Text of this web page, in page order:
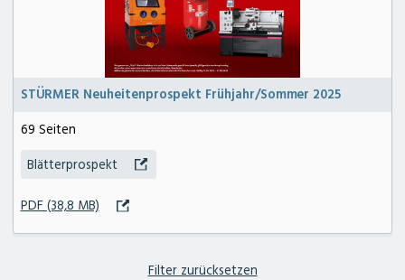
STÜRMER Neuheitenprospekt Frühjahr/Sommer 2025
69 Seiten
Blätterprospekt
PDF (38,8 MB)
Filter zurücksetzen
zum Deterding Fachmarkt